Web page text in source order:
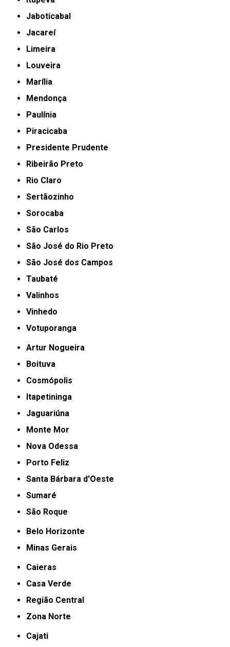
Jaboticabal
Jacareí
Limeira
Louveira
Marília
Mendonça
Paulínia
Piracicaba
Presidente Prudente
Ribeirão Preto
Rio Claro
Sertãozinho
Sorocaba
São Carlos
São José do Rio Preto
São José dos Campos
Taubaté
Valinhos
Vinhedo
Votuporanga
Artur Nogueira
Boituva
Cosmópolis
Itapetininga
Jaguariúna
Monte Mor
Nova Odessa
Porto Feliz
Santa Bárbara d'Oeste
Sumaré
São Roque
Belo Horizonte
Minas Gerais
Caieras
Casa Verde
Região Central
Zona Norte
Cajati